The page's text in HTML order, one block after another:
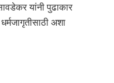
यांनी पुढाकार
अशा